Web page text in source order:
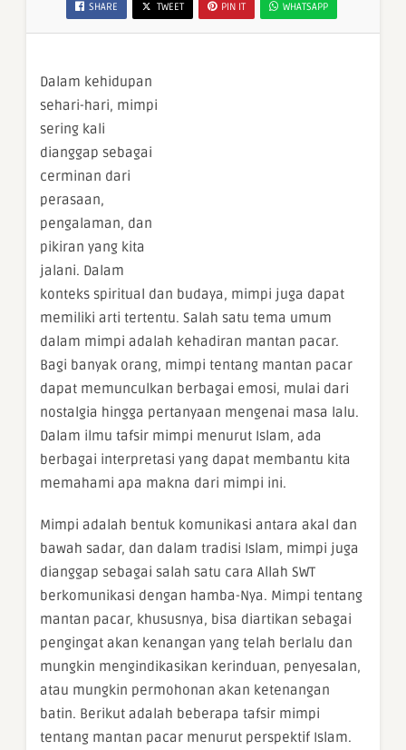
SHARE TWEET PIN IT WHATSAPP
Dalam kehidupan
sehari-hari, mimpi
sering kali
dianggap sebagai
cerminan dari
perasaan,
pengalaman, dan
pikiran yang kita
jalani. Dalam
konteks spiritual dan budaya, mimpi juga dapat
memiliki arti tertentu. Salah satu tema umum
dalam mimpi adalah kehadiran mantan pacar.
Bagi banyak orang, mimpi tentang mantan pacar
dapat memunculkan berbagai emosi, mulai dari
nostalgia hingga pertanyaan mengenai masa lalu.
Dalam ilmu tafsir mimpi menurut Islam, ada
berbagai interpretasi yang dapat membantu kita
memahami apa makna dari mimpi ini.
Mimpi adalah bentuk komunikasi antara akal dan
bawah sadar, dan dalam tradisi Islam, mimpi juga
dianggap sebagai salah satu cara Allah SWT
berkomunikasi dengan hamba-Nya. Mimpi tentang
mantan pacar, khususnya, bisa diartikan sebagai
pengingat akan kenangan yang telah berlalu dan
mungkin mengindikasikan kerinduan, penyesalan,
atau mungkin permohonan akan ketenangan
batin. Berikut adalah beberapa tafsir mimpi
tentang mantan pacar menurut perspektif Islam.